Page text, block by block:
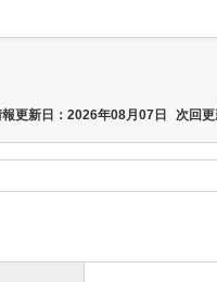
更新日：2026年08月07日 次回